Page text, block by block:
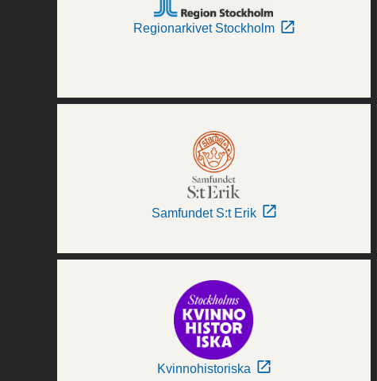
Regionarkivet Stockholm
Samfundet S:t Erik
Kvinnohistoriska